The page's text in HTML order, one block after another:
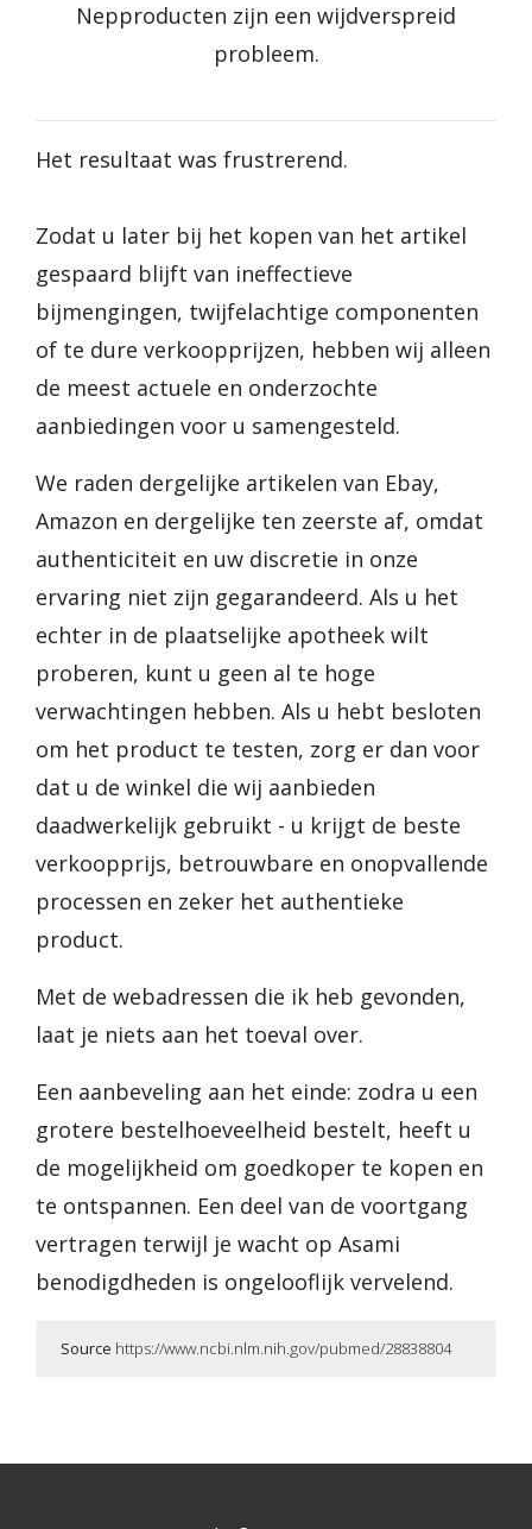
Nepproducten zijn een wijdverspreid
probleem.
Het resultaat was frustrerend.
Zodat u later bij het kopen van het artikel
gespaard blijft van ineffectieve
bijmengingen, twijfelachtige componenten
of te dure verkoopprijzen, hebben wij alleen
de meest actuele en onderzochte
aanbiedingen voor u samengesteld.
We raden dergelijke artikelen van Ebay,
Amazon en dergelijke ten zeerste af, omdat
authenticiteit en uw discretie in onze
ervaring niet zijn gegarandeerd. Als u het
echter in de plaatselijke apotheek wilt
proberen, kunt u geen al te hoge
verwachtingen hebben. Als u hebt besloten
om het product te testen, zorg er dan voor
dat u de winkel die wij aanbieden
daadwerkelijk gebruikt - u krijgt de beste
verkoopprijs, betrouwbare en onopvallende
processen en zeker het authentieke
product.
Met de webadressen die ik heb gevonden,
laat je niets aan het toeval over.
Een aanbeveling aan het einde: zodra u een
grotere bestelhoeveelheid bestelt, heeft u
de mogelijkheid om goedkoper te kopen en
te ontspannen. Een deel van de voortgang
vertragen terwijl je wacht op Asami
benodigdheden is ongelooflijk vervelend.
Source https://www.ncbi.nlm.nih.gov/pubmed/28838804